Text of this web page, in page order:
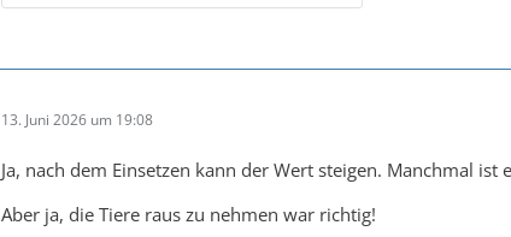
13. Juni 2026 um 19:08
Ja, nach dem Einsetzen kann der Wert steigen. Manchmal
Aber ja, die Tiere raus zu nehmen war richtig!